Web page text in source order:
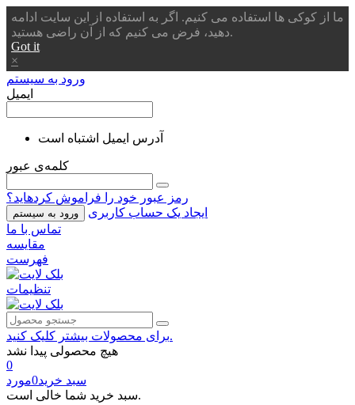
ما از کوکی ها استفاده می کنیم. اگر به استفاده از این سایت ادامه
دهید، فرض می کنیم که از آن راضی هستید.
Got it
×
ورود به سیستم
ایمیل
آدرس ایمیل اشتباه است
کلمه‌ی عبور
رمز عبور خود را فراموش کردهاید؟
ورود به سیستم
ایجاد یک حساب کاربری
تماس با ما
مقایسه
فهرست
تنظیمات
برای محصولات بیشتر کلیک کنید.
هیچ محصولی پیدا نشد
0
سبد خرید0مورد
سبد خرید شما خالی است.